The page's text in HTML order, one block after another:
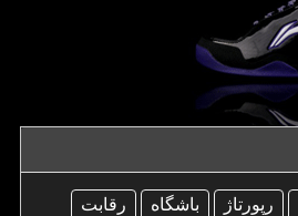
رپورتاژ باشگاه
رقابت